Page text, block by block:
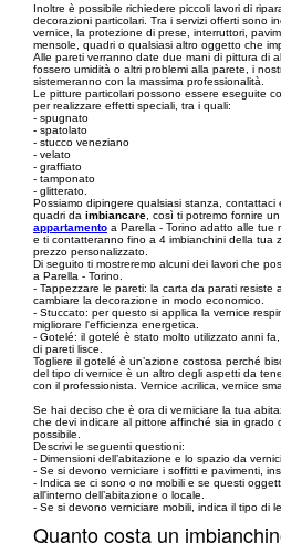
Inoltre è possibile richiedere piccoli lavori di
decorazioni particolari. Tra i servizi offerti sono
vernice, la protezione di prese, interruttori,
mensole, quadri o qualsiasi altro oggetto che
Alle pareti verranno date due mani di pittura di
fossero umidità o altri problemi alla parete, i
sistemeranno con la massima professionalità.
Le pitture particolari possono essere eseguite
per realizzare effetti speciali, tra i quali:
- spugnato
- spatolato
- stucco veneziano
- velato
- graffiato
- tamponato
- glitterato.
Possiamo dipingere qualsiasi stanza, contattaci
quadri da imbiancare , così ti potremo fornire un
appartamento a Parella - Torino adatto alle tue
e ti contatteranno fino a 4 imbianchini della tua
prezzo personalizzato.
Di seguito ti mostreremo alcuni dei lavori che
a Parella - Torino.
- Tappezzare le pareti: la carta da parati resiste
cambiare la decorazione in modo economico.
- Stuccato: per questo si applica la vernice
migliorare l'efficienza energetica.
- Gotelé: il gotelé è stato molto utilizzato anni
di pareti lisce.
Togliere il gotelé è un’azione costosa perché
del tipo di vernice è un altro degli aspetti da
con il professionista. Vernice acrilica, vernice
Se hai deciso che è ora di verniciare la tua
che devi indicare al pittore affinché sia in grado
possibile.
Descrivi le seguenti questioni:
- Dimensioni dell’abitazione e lo spazio da
- Se si devono verniciare i soffitti e pavimenti,
- Indica se ci sono o no mobili e se questi
all'interno dell’abitazione o locale.
- Se si devono verniciare mobili, indica il tipo di
Quanto costa un